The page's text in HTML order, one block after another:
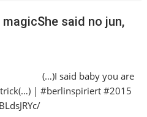
said no jun,
(…)I said baby you are
trick(…) | #berlinspiriert #2015